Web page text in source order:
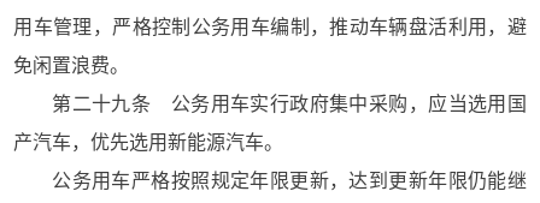
用车管理，严格控制公务用车编制，推动车辆盘活利用，避
免闲置浪费。
第二十九条 公务用车实行政府集中采购，应当选用国
产汽车，优先选用新能源汽车。
公务用车严格按照规定年限更新，达到更新年限仍能继